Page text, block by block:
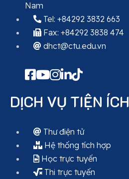
Nam
Tel: +84292 3832 663
Fax: +84292 3838 474
dhct@ctu.edu.vn
DỊCH VỤ TIỆN ÍCH
Thư điện tử
Hệ thống tích hợp
Học trực tuyến
Thi trực tuyến